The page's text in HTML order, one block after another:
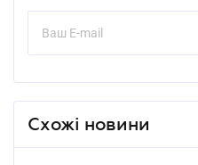
Схожі новини